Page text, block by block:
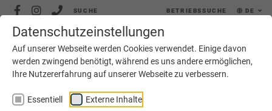
Datenschutzeinstellungen
Auf unserer Webseite werden Cookies verwendet. Einige davon
werden zwingend benötigt, während es uns andere ermöglichen,
Ihre Nutzererfahrung auf unserer Webseite zu verbessern.
Essentiell Externe Inhalte
SUCHE BETRIEBSSUCHE DE
MENÜ